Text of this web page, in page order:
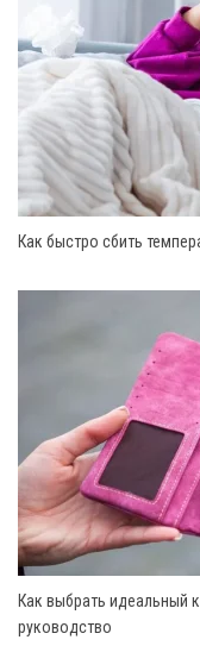
Как быстро сбить
Как выбрать идеальный
руководство